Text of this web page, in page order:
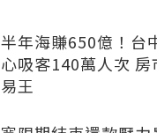
半年海賺650億！台
心吸客140萬人次 房
易王